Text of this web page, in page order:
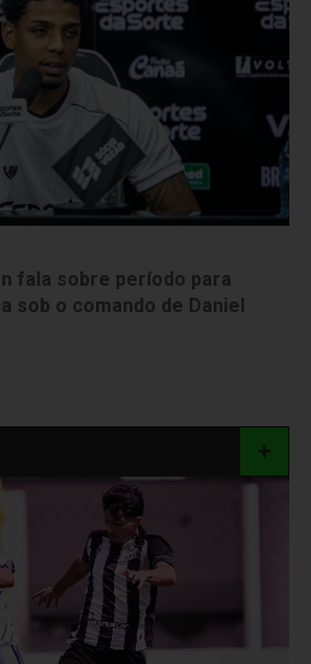
fala sobre período para
sob o comando de Daniel